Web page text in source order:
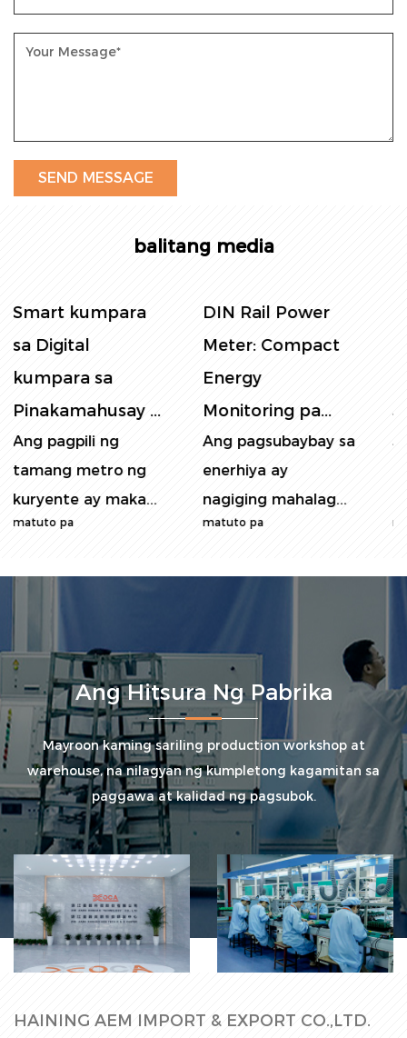
at remote control ng paggamit ng kuryente ay
enerhiya ang katumpakan at pagiging patas ng
pagsingil at maiwasan ang mga alitan sa kuryente.
proteksyon, short circuit protection at iba pang
supply sa oras kapag ang circuit ay abnormal
kagamitan at tauhan.
balitang media
DIN Rail Power
Meter: Compact
Energy
Monitoring pa...
Ang pagsubaybay sa
enerhiya ay
nagiging mahalag...
matuto pa
Panel Power
Meter: Ang
Ultimate Guide sa
Smart Hom...
Sa mundo na may
kamalayan sa
enerhiya ngayon, a...
matuto pa
Ang Hitsura Ng Pabrika
Mayroon kaming sariling production workshop at
warehouse, na nilagyan ng kumpletong kagamitan sa
paggawa at kalidad ng pagsubok.
Factory Hall
Linya ng
Produksyon
HAINING AEM IMPORT & EXPORT CO.,LTD.